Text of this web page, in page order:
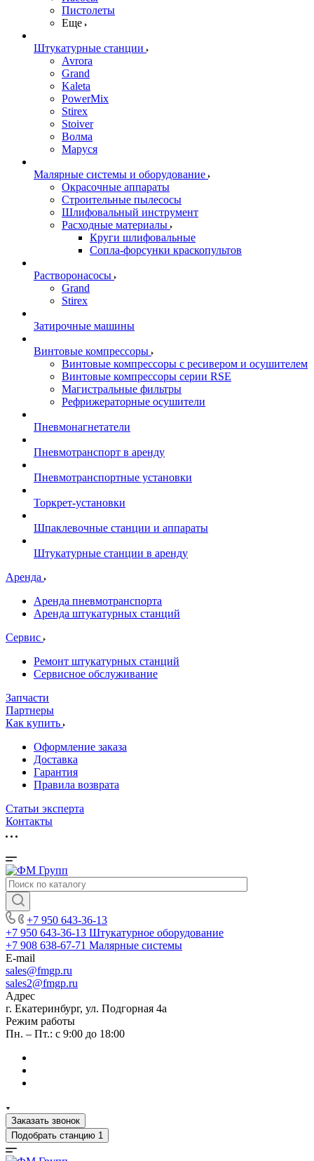
Пистолеты
Еще
Штукатурные станции
Avrora
Grand
Kaleta
PowerMix
Stirex
Stoiver
Волма
Маруся
Малярные системы и оборудование
Окрасочные аппараты
Строительные пылесосы
Шлифовальный инструмент
Расходные материалы
Круги шлифовальные
Сопла-форсунки краскопультов
Растворонасосы
Grand
Stirex
Затирочные машины
Винтовые компрессоры
Винтовые компрессоры с ресивером и осушителем
Винтовые компрессоры серии RSE
Магистральные фильтры
Рефрижераторные осушители
Пневмонагнетатели
Пневмотранспорт в аренду
Пневмотранспортные установки
Торкрет-установки
Шпаклевочные станции и аппараты
Штукатурные станции в аренду
Аренда
Аренда пневмотранспорта
Аренда штукатурных станций
Сервис
Ремонт штукатурных станций
Сервисное обслуживание
Запчасти
Партнеры
Как купить
Оформление заказа
Доставка
Гарантия
Правила возврата
Статьи эксперта
Контакты
+7 950 643-36-13
+7 950 643-36-13 Штукатурное оборудование
+7 908 638-67-71 Малярные системы
E-mail
sales@fmgp.ru
sales2@fmgp.ru
Адрес
г. Екатеринбург, ул. Подгорная 4а
Режим работы
Пн. – Пт.: с 9:00 до 18:00
Заказать звонок
Подобрать станцию 1